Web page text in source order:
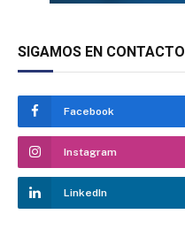
SIGAMOS EN CONTACTO
Facebook
Instagram
LinkedIn